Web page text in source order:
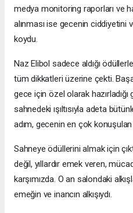
medya monitoring raporları ve
alınması ise gecenin
koydu.
Naz Elibol sadece aldığı
tüm dikkatleri üzerine çekti.
gece için özel olarak hazırladığı
sahnedeki ışıltısıyla adeta
adım, gecenin en çok
Sahneye ödüllerini almak için
değil, yıllardır emek veren,
karşımızda. O an salondaki
emeğin ve inancın alkışıydı.